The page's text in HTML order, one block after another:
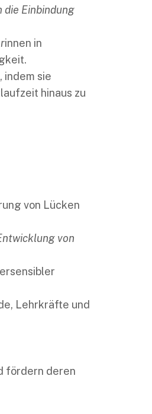
Einbindung
innen in
indem sie
hinaus zu
von Lücken
von
Lehrkräfte und
fördern deren